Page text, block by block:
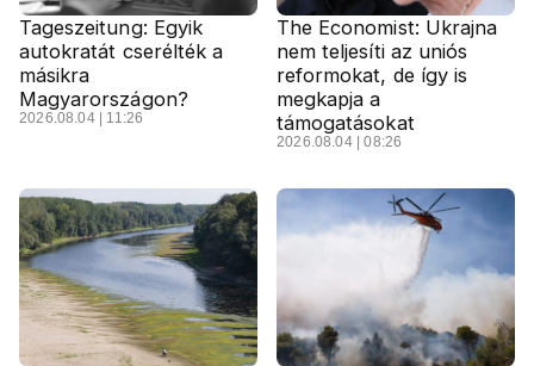
Tageszeitung: Egyik
autokratát cserélték a
másikra
Magyarországon?
2026.08.04 | 11:26
The Economist: Ukrajna
nem teljesíti az uniós
reformokat, de így is
megkapja a
támogatásokat
2026.08.04 | 08:26